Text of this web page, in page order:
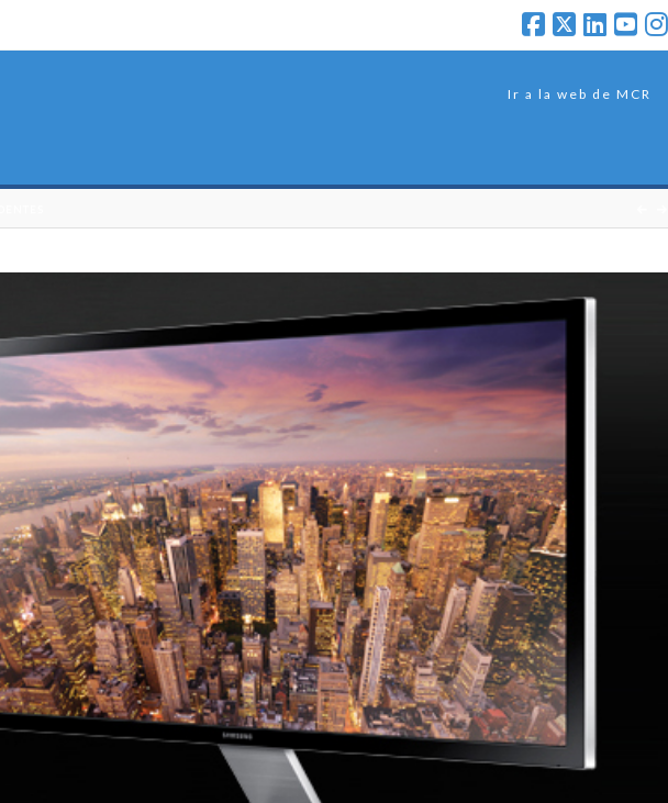
Ir a la web de MCR